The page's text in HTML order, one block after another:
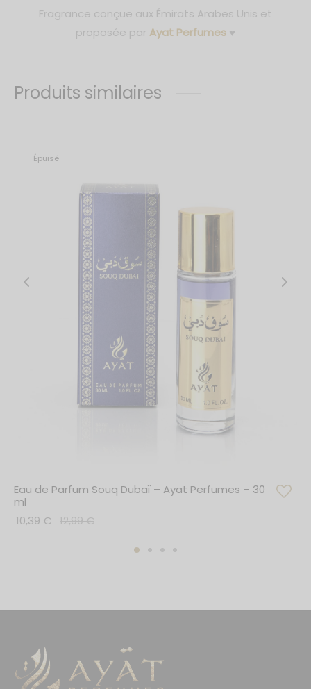
Fragrance conçue aux Émirats Arabes Unis et
proposée par Ayat Perfumes ♥
Produits similaires
Épuisé
Eau de Parfum Souq Dubaï – Ayat Perfumes – 30
ml
10,39 € 12,99€